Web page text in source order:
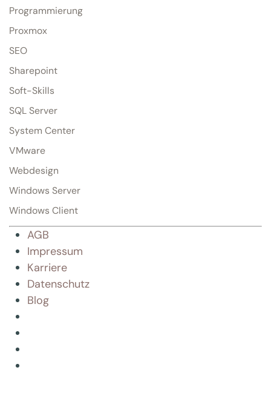
Programmierung
Proxmox
SEO
Sharepoint
Soft-Skills
SQL Server
System Center
VMware
Webdesign
Windows Server
Windows Client
AGB
Impressum
Karriere
Datenschutz
Blog